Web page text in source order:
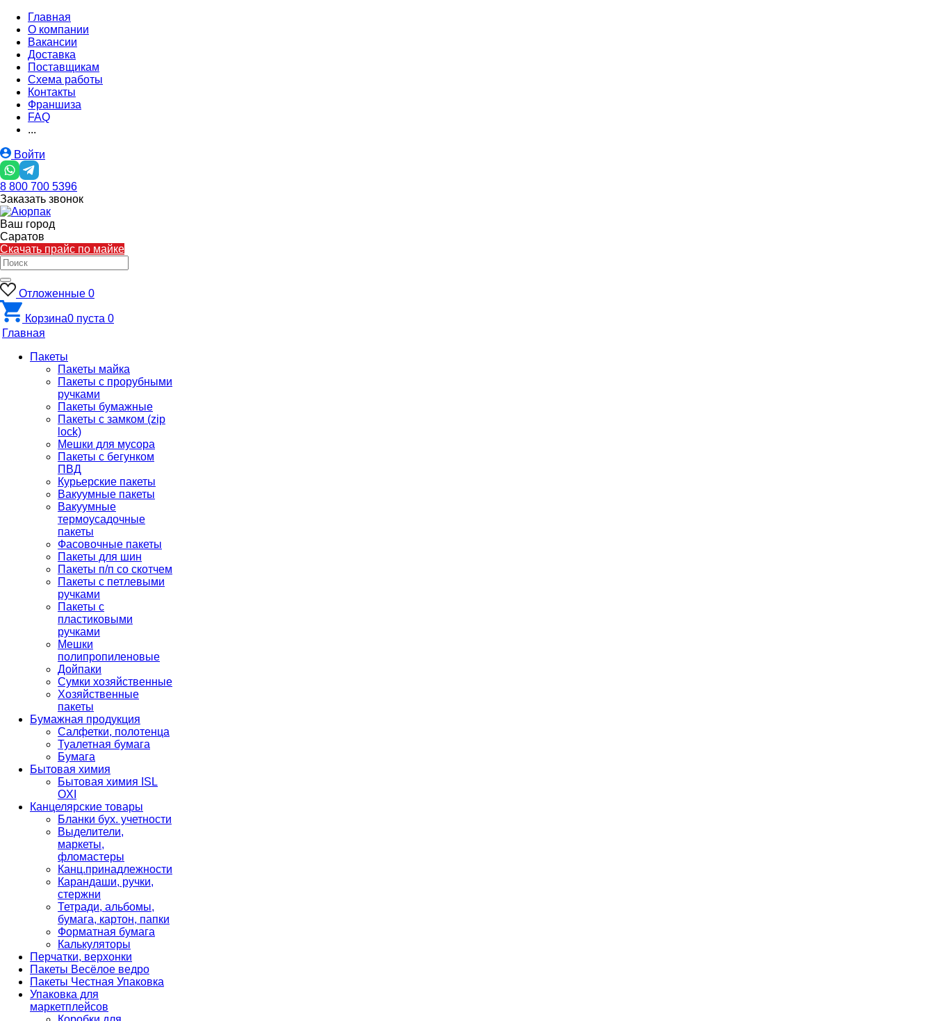
Главная
О компании
Вакансии
Доставка
Поставщикам
Схема работы
Контакты
Франшиза
FAQ
...
Войти
8 800 700 5396
Заказать звонок
Ваш город
Саратов
Скачать прайс по майке
Отложенные 0
Корзина0 пуста 0
Главная
Пакеты
Пакеты майка
Пакеты с прорубными
ручками
Пакеты бумажные
Пакеты с замком (zip
lock)
Мешки для мусора
Пакеты с бегунком
ПВД
Курьерские пакеты
Вакуумные пакеты
Вакуумные
термоусадочные
пакеты
Фасовочные пакеты
Пакеты для шин
Пакеты п/п со скотчем
Пакеты с петлевыми
ручками
Пакеты с
пластиковыми
ручками
Мешки
полипропиленовые
Дойпаки
Сумки хозяйственные
Хозяйственные
пакеты
Бумажная продукция
Салфетки, полотенца
Туалетная бумага
Бумага
Бытовая химия
Бытовая химия ISL
OXI
Канцелярские товары
Бланки бух. учетности
Выделители,
маркеты,
фломастеры
Канц.принадлежности
Карандаши, ручки,
стержни
Тетради, альбомы,
бумага, картон, папки
Форматная бумага
Калькуляторы
Перчатки, верхонки
Пакеты Весёлое ведро
Пакеты Честная Упаковка
Упаковка для
маркетплейсов